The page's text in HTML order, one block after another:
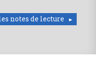
notes de lecture